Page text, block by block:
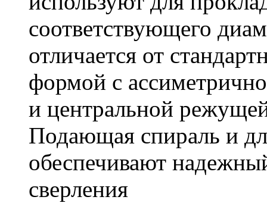
соответствующего
отличается от
формой с
и центральной
Подающая спираль и
обеспечивают
сверления